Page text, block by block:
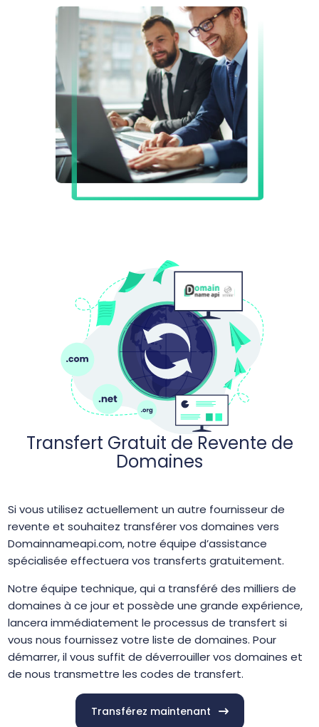
Transfert Gratuit de Revente de
Domaines
Si vous utilisez actuellement un autre fournisseur de
revente et souhaitez transférer vos domaines vers
Domainnameapi.com, notre équipe d’assistance
spécialisée effectuera vos transferts gratuitement.
Notre équipe technique, qui a transféré des milliers de
domaines à ce jour et possède une grande expérience,
lancera immédiatement le processus de transfert si
vous nous fournissez votre liste de domaines. Pour
démarrer, il vous suffit de déverrouiller vos domaines et
de nous transmettre les codes de transfert.
Transférez maintenant